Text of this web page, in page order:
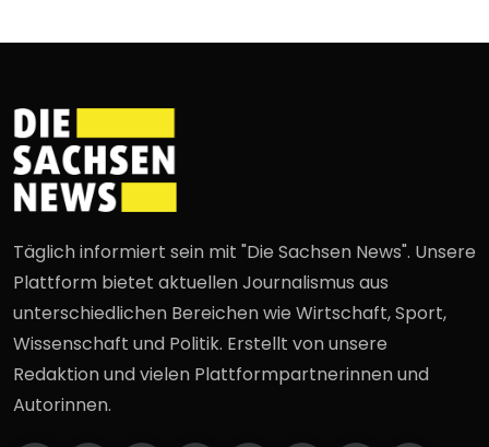
Täglich informiert sein mit "Die Sachsen News". Unsere
Plattform bietet aktuellen Journalismus aus
unterschiedlichen Bereichen wie Wirtschaft, Sport,
Wissenschaft und Politik. Erstellt von unsere
Redaktion und vielen Plattformpartnerinnen und
Autorinnen.